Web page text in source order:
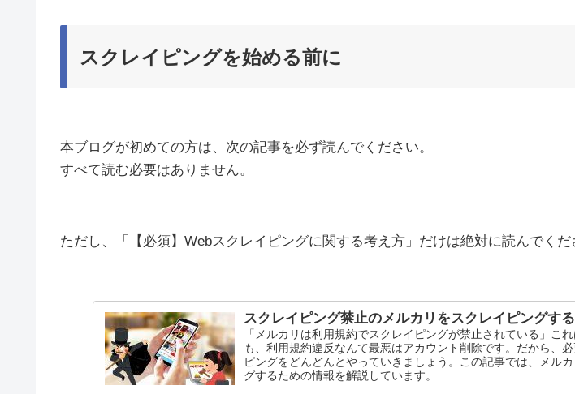
スクレイピングを始める前に
本ブログが初めての方は、次の記事を必ず読んでください。
すべて読む必要はありません。
ただし、「【必須】Webスクレイピングに関する考え方」だけは絶対に読んでくだ
スクレイピング禁止のメルカリをスクレイピングする
「メルカリは利用規約でスクレイピングが禁止されている」こ
も、利用規約違反なんて最悪はアカウント削除です。だから、
ピングをどんどんとやっていきましょう。この記事では、メル
グするための情報を解説しています。